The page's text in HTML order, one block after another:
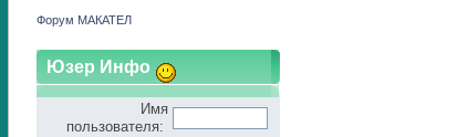
Форум МАКАТЕЛ
Юзер Инфо
Имя
пользователя: